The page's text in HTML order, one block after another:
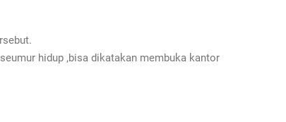
hidup ,bisa dikatakan membuka kantor